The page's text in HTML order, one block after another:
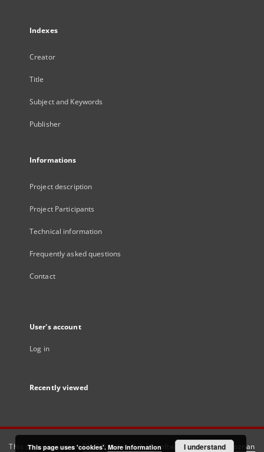
Indexes
Creator
Title
Subject and Keywords
Publisher
Informations
Project description
Project Participants
Technical information
Frequently asked questions
Contact
User's account
Log in
Recently viewed
This service runs onDInGO dLibra 6.3.21software created by Poznan
This page uses 'cookies'. More information I understand